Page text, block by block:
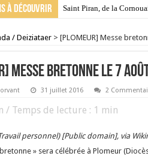
à découvrir Saint Piran, de la
/ Deiziataer > [PLOMEUR] Messe
Messe bretonne le 7
31 juillet 2016 2
/ Temps de lecture : 1 min
personnel) [Public domain], via
» sera célébrée à Plomeur